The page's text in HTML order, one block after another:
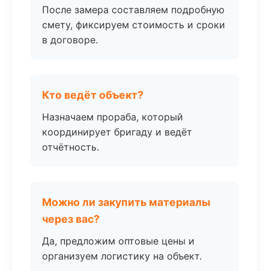
После замера составляем подробную
смету, фиксируем стоимость и сроки
в договоре.
Кто ведёт объект?
Назначаем прораба, который
координирует бригаду и ведёт
отчётность.
Можно ли закупить материалы
через вас?
Да, предложим оптовые цены и
организуем логистику на объект.